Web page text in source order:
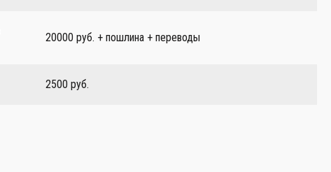
20000 руб. + пошлина + переводы
2500 руб.